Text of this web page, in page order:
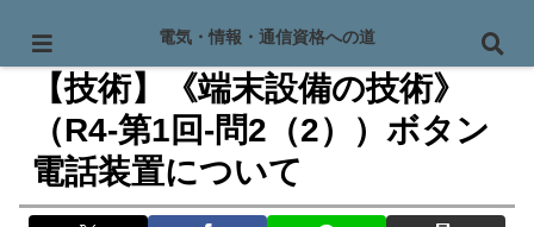
PR
【技術】《端末設備の技術》
（R4-第1回-問2（2））ボタン
電話装置について
電気・情報・通信資格への道